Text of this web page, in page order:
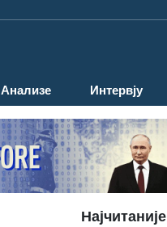
Анализе Интервју
Најчитаније